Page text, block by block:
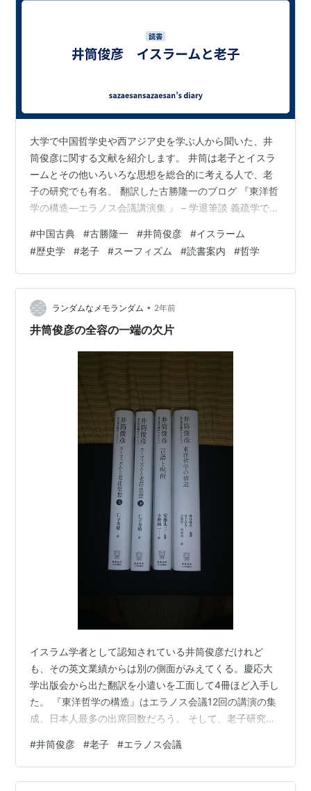
大学で中国哲学史や西アジア史を学ぶ人から聞いた、井
筒俊彦に関する文献を紹介します。 井筒は老子とイスラ
ームとその他いろいろな思想を総合的に考える人で、老
子の研究でも有名。 翻訳した古勝隆一のブログ 『東洋哲
学の構造―エラノス会議講演集 』 – 学退筆談 義疏学で有
るリアリティの時間的次元と非時間的次元」（１） - 達
而録 イスラーム哲学の授業の参考文献に出ていた井筒の
本 イスラーム哲学の原像 - 岩波書店 イスラーム哲学にも
中国古典の人にも影響を残した井筒。 井筒の CiNii
Books - イスラーム生誕 のムハンマド伝は、部族社会に
つい…
#中国古典 #古勝隆一 #井筒俊彦 #イスラーム
#歴史学 #老子 #スーフィズム #読書案内 #哲学
ランダムなメモランダム • 2年前
井筒俊彦の全容の一端の欠片
イスラム学者として認知されている井筒俊彦だけれど
も、その英文業績からは別の側面がみえてくる。慶応大
学出版会から出た翻訳を小遣いを工面して4冊ほど入手し
た。 『東洋哲学の構造』はエラノス会議12回の講演の集
成。日本人最多の出席回数だろう。 そして、老子研究と
慢するとは「恍惚」の人になったもんだ。 東洋哲学の構
造――エラノス会議講演集 (井筒俊彦英文著作翻訳コレク
ション) 作者:井筒 俊彦 慶應義塾大学出版会 Amazon 日
#井筒俊彦 #老子 #エラノス会議